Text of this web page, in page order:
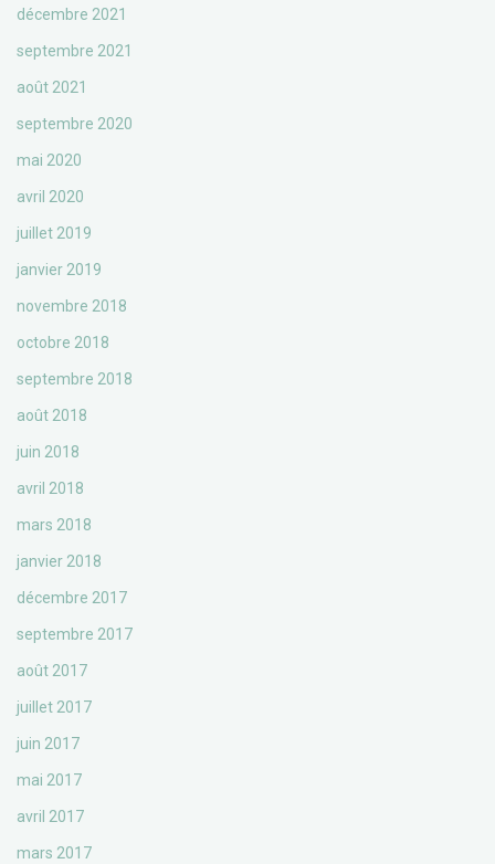
décembre 2021
septembre 2021
août 2021
septembre 2020
mai 2020
avril 2020
juillet 2019
janvier 2019
novembre 2018
octobre 2018
septembre 2018
août 2018
juin 2018
avril 2018
mars 2018
janvier 2018
décembre 2017
septembre 2017
août 2017
juillet 2017
juin 2017
mai 2017
avril 2017
mars 2017